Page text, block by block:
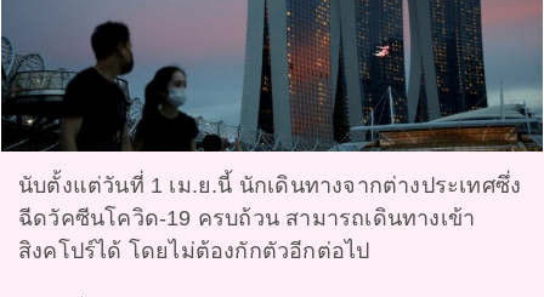
นับตั้งแต่วันที่ 1 เม.ย.นี้ นักเดินทางจากต่างประเทศซึ่ง
ฉีดวัคซีนโควิด-19 ครบถ้วน สามารถเดินทางเข้า
สิงคโปร์ได้ โดยไม่ต้องกักตัวอีกต่อไป